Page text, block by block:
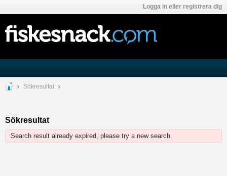
Logga in eller registrera dig
Sökresultat
Sökresultat
Search result already expired, please try a new search.